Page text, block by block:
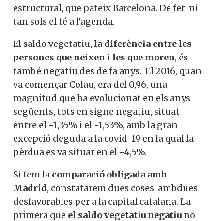
estructural, que pateix Barcelona. De fet, ni
tan sols el té a l’agenda.
El saldo vegetatiu, la diferència entre les
persones que neixen i les que moren, és
també negatiu des de fa anys. El 2016, quan
va començar Colau, era del 0,96, una
magnitud que ha evolucionat en els anys
següents, tots en signe negatiu, situat
entre el -1,35% i el -1,53%, amb la gran
excepció deguda a la covid-19 en la qual la
pèrdua es va situar en el -4,5%.
Si fem la comparació obligada amb
Madrid, constatarem dues coses, ambdues
desfavorables per a la capital catalana. La
primera que el saldo vegetatiu negatiu no